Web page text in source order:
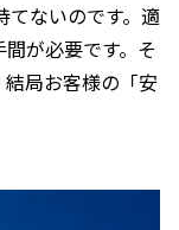
てないのです。適
が必要です。そ
局お客様の「安